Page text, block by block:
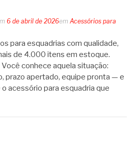
6 de abril de 2026em Acessórios para
para esquadrias com qualidade,
de 4.000 itens em estoque.
conhece aquela situação:
prazo apertado, equipe pronta — e
acessório para esquadria que